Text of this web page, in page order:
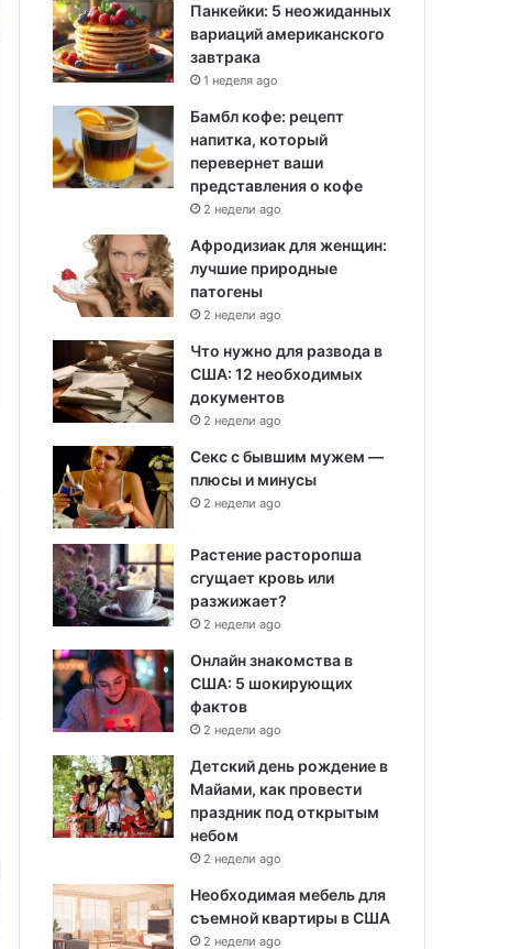
Панкейки: 5 неожиданных
вариаций американского
завтрака
1 неделя ago
Бамбл кофе: рецепт
напитка, который
перевернет ваши
представления о кофе
2 недели ago
Афродизиак для женщин:
лучшие природные
патогены
2 недели ago
Что нужно для развода в
США: 12 необходимых
документов
2 недели ago
Секс с бывшим мужем —
плюсы и минусы
2 недели ago
Растение расторопша
сгущает кровь или
разжижает?
2 недели ago
Онлайн знакомства в
США: 5 шокирующих
фактов
2 недели ago
Детский день рождение в
Майами, как провести
праздник под открытым
небом
2 недели ago
Необходимая мебель для
съемной квартиры в США
2 недели ago